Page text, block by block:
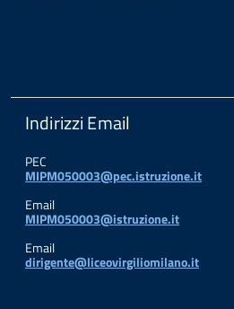
Indirizzi Email
PEC
MIPM050003@pec.istruzione.it
Email
MIPM050003@istruzione.it
Email
dirigente@liceovirgiliomilano.it